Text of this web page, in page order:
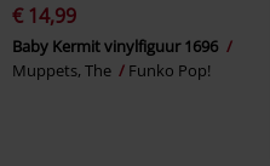
€ 14,99
Baby Kermit vinylfiguur 1696
Muppets, The
Funko Pop!